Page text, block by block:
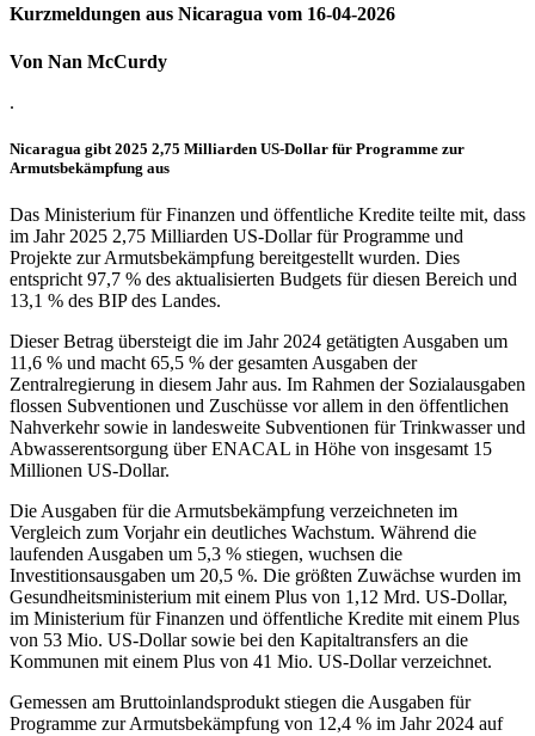
Kurzmeldungen aus Nicaragua vom 16-04-2026
Von Nan McCurdy
.
Nicaragua gibt 2025 2,75 Milliarden US-Dollar für Programme zur
Armutsbekämpfung aus
Das Ministerium für Finanzen und öffentliche Kredite teilte mit, dass
im Jahr 2025 2,75 Milliarden US-Dollar für Programme und
Projekte zur Armutsbekämpfung bereitgestellt wurden. Dies
entspricht 97,7 % des aktualisierten Budgets für diesen Bereich und
13,1 % des BIP des Landes.
Dieser Betrag übersteigt die im Jahr 2024 getätigten Ausgaben um
11,6 % und macht 65,5 % der gesamten Ausgaben der
Zentralregierung in diesem Jahr aus. Im Rahmen der Sozialausgaben
flossen Subventionen und Zuschüsse vor allem in den öffentlichen
Nahverkehr sowie in landesweite Subventionen für Trinkwasser und
Abwasserentsorgung über ENACAL in Höhe von insgesamt 15
Millionen US-Dollar.
Die Ausgaben für die Armutsbekämpfung verzeichneten im
Vergleich zum Vorjahr ein deutliches Wachstum. Während die
laufenden Ausgaben um 5,3 % stiegen, wuchsen die
Investitionsausgaben um 20,5 %. Die größten Zuwächse wurden im
Gesundheitsministerium mit einem Plus von 1,12 Mrd. US-Dollar,
im Ministerium für Finanzen und öffentliche Kredite mit einem Plus
von 53 Mio. US-Dollar sowie bei den Kapitaltransfers an die
Kommunen mit einem Plus von 41 Mio. US-Dollar verzeichnet.
Gemessen am Bruttoinlandsprodukt stiegen die Ausgaben für
Programme zur Armutsbekämpfung von 12,4 % im Jahr 2024 auf